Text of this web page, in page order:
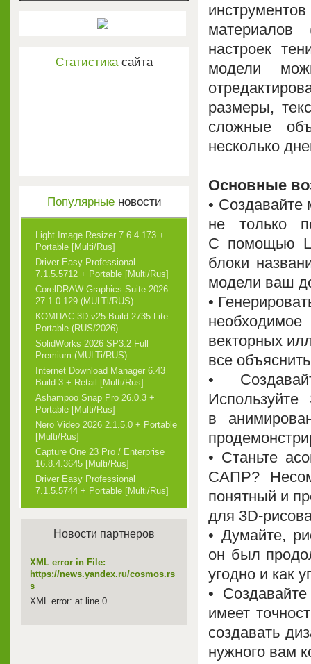
материалов
настроек
модели
размеры,
сложные
несколько
Основные
•
не только
С помощью
блоки
модели ваш
•
векторных
все
•
в
• Станьте
САПР?
понятный и
для 3D-
• Думайте,
он был
угодно и как
•
имеет
создавать
нужного вам
Статистикасайта
Популярныеновости
Light Image Resizer 7.6.4.173 +
Portable [Multi/Rus]
Driver Easy Professional
7.1.5.5712 + Portable [Multi/Rus]
CorelDRAW Graphics Suite 2026
27.1.0.129 (MULTi/RUS)
КОМПАС-3D v25 Build 2735 Lite
Portable (RUS/2026)
SolidWorks 2026 SP3.2 Full
Premium (MULTi/RUS)
Internet Download Manager 6.43
Build 3 + Retail [Multi/Rus]
Ashampoo Snap Pro 26.0.3 +
Portable [Multi/Rus]
Nero Video 2026 2.1.5.0 + Portable
[Multi/Rus]
Capture One 23 Pro / Enterprise
16.8.4.3645 [Multi/Rus]
Driver Easy Professional
7.1.5.5744 + Portable [Multi/Rus]
Новости партнеров
XML error in File:
https://news.yandex.ru/cosmos.rs
s
XML error: at line 0